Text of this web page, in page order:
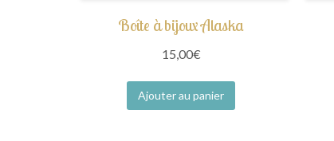
Boîte à bijoux Alaska
15,00€
Ajouter au panier